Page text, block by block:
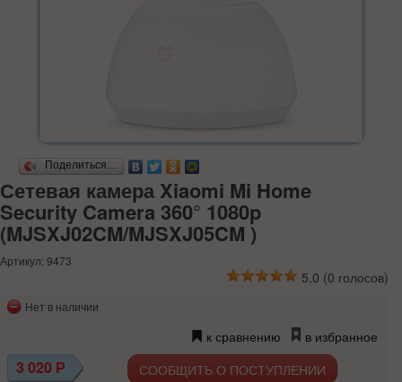
Поделиться…
Сетевая камера Xiaomi Mi Home
Security Camera 360° 1080p
(MJSXJ02CM/MJSXJ05CM )
Артикул: 9473
5.0 (0 голосов)
Нет в наличии
к сравнению в избранное
3 020 Р СООБЩИТЬ О ПОСТУПЛЕНИИ